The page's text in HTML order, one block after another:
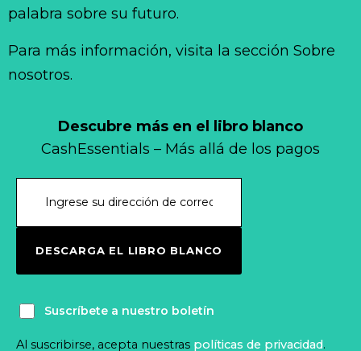
Descubre más en el libro blanco
CashEssentials – Más allá de los pagos
DESCARGA EL LIBRO BLANCO
Suscríbete a nuestro boletín
Al suscribirse, acepta nuestras políticas de privacidad.
palabra sobre su futuro.
Para más información, visita la sección Sobre
nosotros.